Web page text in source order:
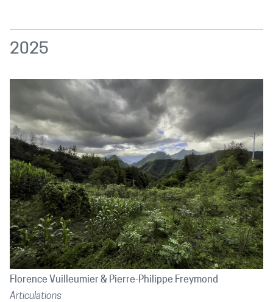
2025
Florence Vuilleumier
Pierre-Philippe Freymond
Articulations